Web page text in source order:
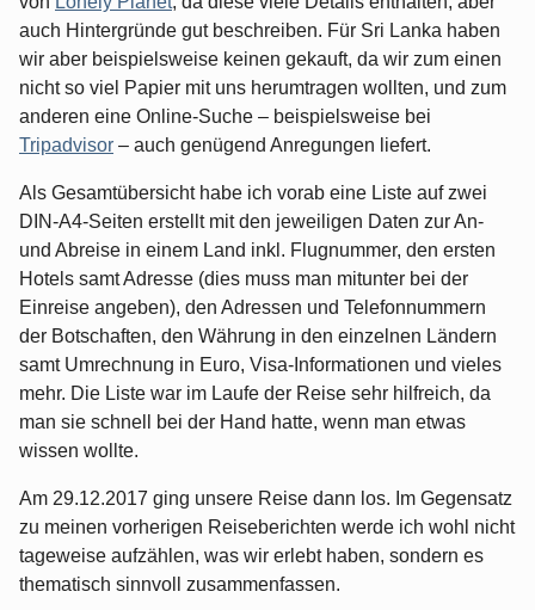
auch Hintergründe gut beschreiben. Für Sri Lanka haben
wir aber beispielsweise keinen gekauft, da wir zum einen
nicht so viel Papier mit uns herumtragen wollten, und zum
anderen eine Online-Suche – beispielsweise bei
Tripadvisor – auch genügend Anregungen liefert.
Als Gesamtübersicht habe ich vorab eine Liste auf zwei
DIN-A4-Seiten erstellt mit den jeweiligen Daten zur An-
und Abreise in einem Land inkl. Flugnummer, den ersten
Hotels samt Adresse (dies muss man mitunter bei der
Einreise angeben), den Adressen und Telefonnummern
der Botschaften, den Währung in den einzelnen Ländern
samt Umrechnung in Euro, Visa-Informationen und vieles
mehr. Die Liste war im Laufe der Reise sehr hilfreich, da
man sie schnell bei der Hand hatte, wenn man etwas
wissen wollte.
Am 29.12.2017 ging unsere Reise dann los. Im Gegensatz
zu meinen vorherigen Reiseberichten werde ich wohl nicht
tageweise aufzählen, was wir erlebt haben, sondern es
thematisch sinnvoll zusammenfassen.